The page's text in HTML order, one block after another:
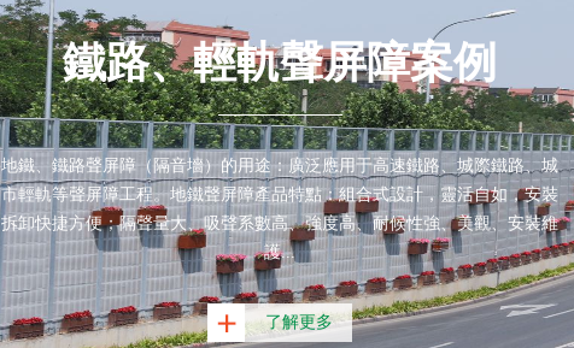
鐵路、輕軌聲屏障案例
地鐵、鐵路聲屏障（隔音墻）的用途：廣泛應用于高速鐵路、城際鐵路、城
市輕軌等聲屏障工程。地鐵聲屏障產品特點：組合式設計，靈活自如，安裝
拆卸快捷方便；隔聲量大、吸聲系數高、強度高、耐候性強、美觀、安裝維
護...
了解更多